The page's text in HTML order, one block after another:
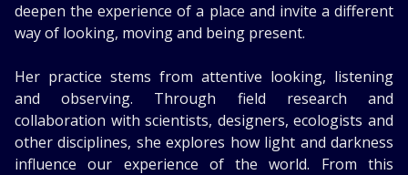
deepen the experience of a place and invite a different
way of looking, moving and being present.
Her practice stems from attentive looking, listening
and observing. Through field research and
collaboration with scientists, designers, ecologists and
other disciplines, she explores how light and darkness
influence our experience of the world. From this